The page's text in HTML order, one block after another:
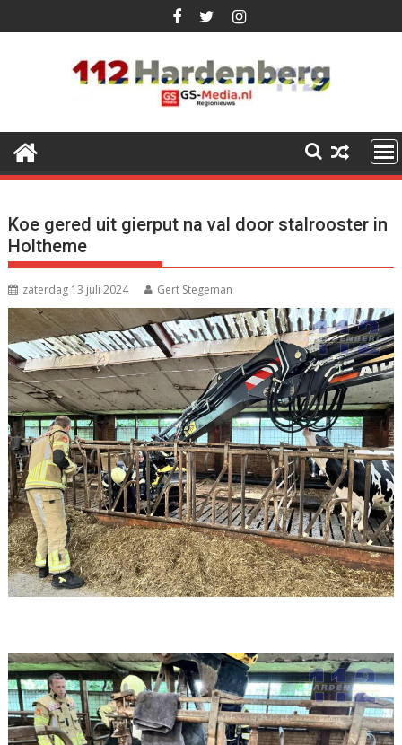
naar
Koe gered uit gierput na val door stalrooster in
Holtheme
zaterdag 13 juli 2024 Gert Stegeman